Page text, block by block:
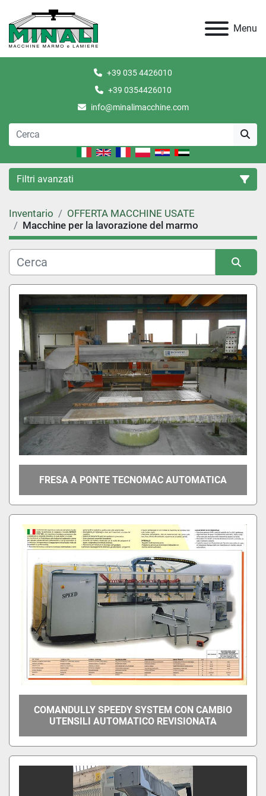
Menu
+39 035 4426010
+39 0354426010
info@minalimacchine.com
Filtri avanzati
Categoria
Condizione
Inventario
OFFERTA MACCHINE USATE
Macchine per la lavorazione del marmo
Ordina per
FRESA A PONTE TECNOMAC AUTOMATICA
COMANDULLY SPEEDY SYSTEM CON CAMBIO
UTENSILI AUTOMATICO REVISIONATA